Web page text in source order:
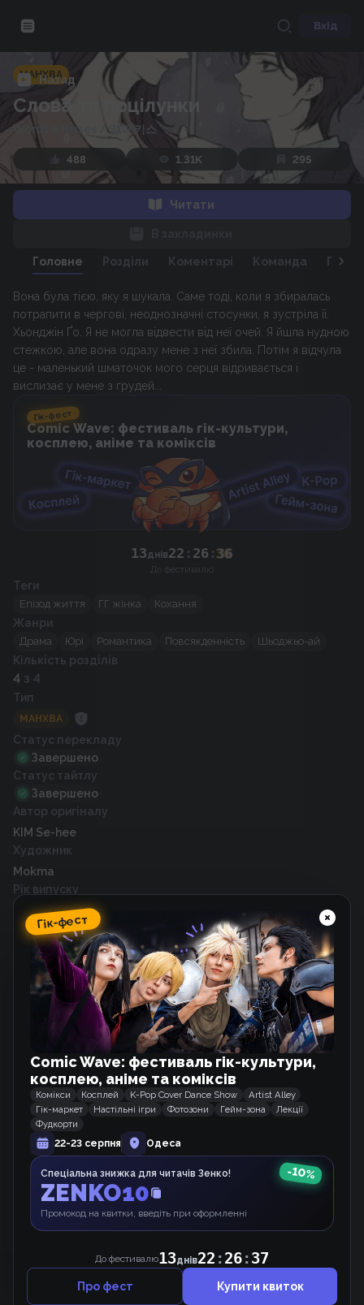
Вхід
Назад
МАНХВА
Слова та поцілунки
Words & Kisses 말과 키스
488 1.31K 295
Читати
Головне Розділи Коментарі Команда
Вона була тією, яку я шукала. Саме тоді, коли я збиралась
потрапити в чергові, неоднозначні стосунки, я зустріла її.
Хьонджін Ґо. Я не могла відвести від неї очей. Я йшла нудною
стежкою, але вона одразу мене з неї збила. Потім я відчула
це - маленький шматочок мого серця відривається і
вислизає у мене з грудей...
Гік-фест
Comic Wave: фестиваль гік-культури,
косплею, аніме та коміксів
13днів22 : 26 :36
До фестивалю
Теги
Епізод життя ГГ жінка Кохання
Жанри
Драма Юрі Романтика Повсякденність Шьоджьо-ай
Кількість розділів
4 з 4
Тип
МАНХВА
Статус перекладу
Завершено
Статус тайтлу
Завершено
Автор оригіналу
KIM Se-hee
Художник
Mokma
Рік випуску
2020
Схожі тайтли
Моя їжа здається дуже милою
Маньхва
Він не може бути таким дурнем!
Королева зі скальпелем
Манхва
Гік-фест
Comic Wave: фестиваль гік-культури,
косплею, аніме та коміксів
Комікси Косплей K-Pop Cover Dance Show
Artist Alley
Гік-маркет
Настільні ігри Фотозони Гейм-зона
Лекції
Фудкорти
22-23 серпня
Одеса
Спеціальна знижка для читачів Зенко!
ZENKO10
Промокод на квитки, введіть при оформленні
-10%
До фестивалю13днів22 :26:37
Про фест Купити квиток